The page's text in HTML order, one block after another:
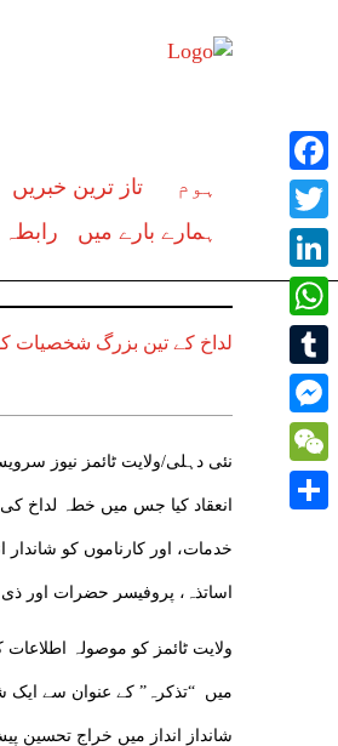
ہوم تاز ترین خبریں
ہمارے بارے میں
لداخ کے تین بزرگ شخصیات
نئی دہلی/ولایت ٹائمز نیوز
انعقاد کیا جس میں خطہ لداخ
خدمات، اور کارناموں کو
اساتذہ، پروفیسر حضرات
ولایت ٹائمز کو موصولہ
میں “تذکرہ” کے عنوان سے ایک
شانداز انداز میں خراج تحسین
Facebook
Twitter
LinkedIn
WhatsApp
Tumblr
Messenger
WeChat